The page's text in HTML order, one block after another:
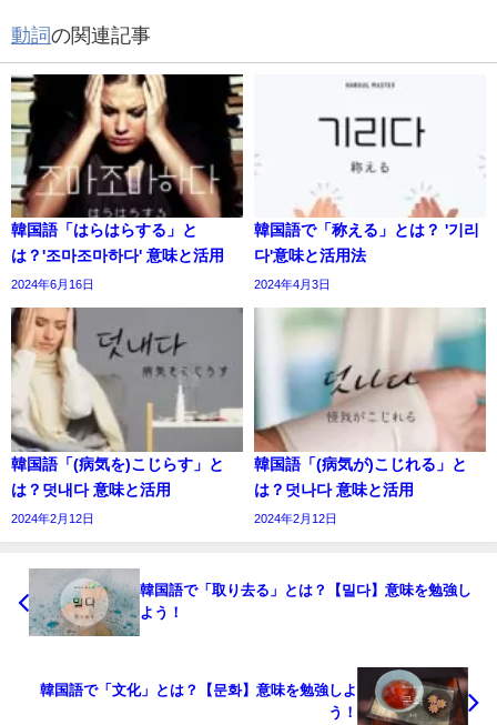
動詞の関連記事
韓国語「はらはらする」と
は？'조마조마하다' 意味と活用
2024年6月16日
韓国語で「称える」とは？ '기리
다'意味と活用法
2024年4月3日
韓国語「(病気を)こじらす」と
は？덧내다 意味と活用
2024年2月12日
韓国語「(病気が)こじれる」と
は？덧나다 意味と活用
2024年2月12日
韓国語で「取り去る」とは？【밀다】意味を勉強し
よう！
韓国語で「文化」とは？【문화】意味を勉強しよ
う！